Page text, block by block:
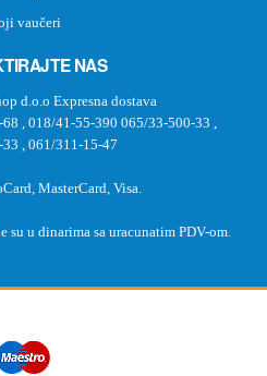
vaučeri
NAS
d.o.o Expresna dostava
, 018/41-55-390 065/33-500-33 ,
, 061/311-15-47
MasterCard, Visa.
su u dinarima sa uracunatim PDV-om.